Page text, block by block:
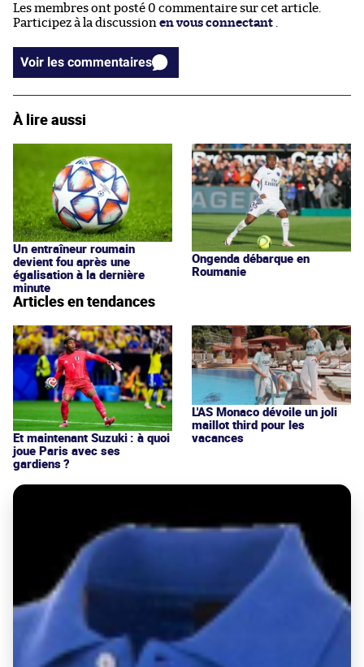
Les membres ont posté 0 commentaire sur cet article.
Participez à la discussion en vous connectant .
Voir les commentaires
À lire aussi
Un entraîneur roumain
devient fou après une
égalisation à la dernière
minute
Ongenda débarque en
Roumanie
Articles en tendances
Et maintenant Suzuki : à quoi
joue Paris avec ses
gardiens ?
L'AS Monaco dévoile un joli
maillot third pour les
vacances